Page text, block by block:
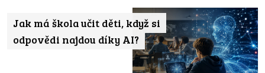
Jak má škola učit děti, když si
odpovědi najdou díky AI?